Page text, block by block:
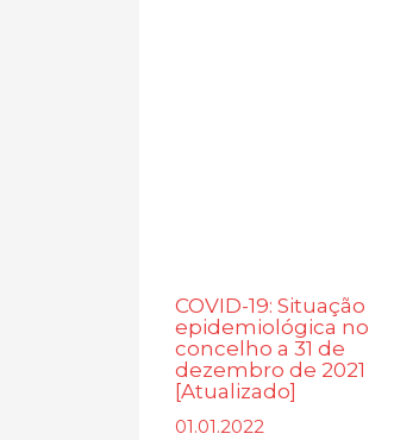
COVID-19: Situação
epidemiológica no
concelho a 31 de
dezembro de 2021
[Atualizado]
01.01.2022